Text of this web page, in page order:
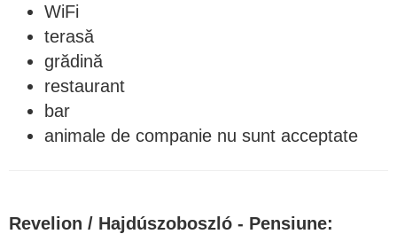
WiFi
terasă
grădină
restaurant
bar
animale de companie nu sunt acceptate
Revelion / Hajdúszoboszló - Pensiune: